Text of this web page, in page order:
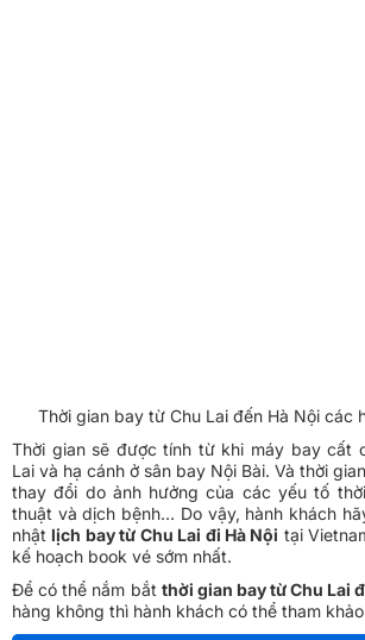
Thời gian bay từ Chu Lai đến Hà Nội các
Thời gian sẽ được tính từ khi máy bay cất
Lai và hạ cánh ở sân bay Nội Bài. Và thời
thay đổi do ảnh hưởng của các yếu tố
thuật và dịch bệnh… Do vậy, hành khách
nhật lịch bay từ Chu Lai đi Hà Nội tại
kế hoạch book vé sớm nhất.
Để có thể nắm bắt thời gian bay từ Chu Lai
hàng không thì hành khách có thể tham